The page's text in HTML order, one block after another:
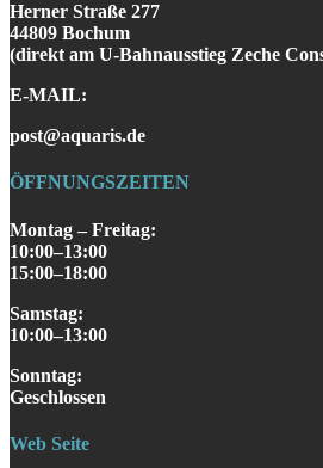
Herner Straße 277
44809 Bochum
(direkt am U-Bahnausstieg Zeche
E-MAIL:
post@aquaris.de
ÖFFNUNGSZEITEN
Montag – Freitag:
10:00–13:00
15:00–18:00
Samstag:
10:00–13:00
Sonntag:
Geschlossen
Web Seite